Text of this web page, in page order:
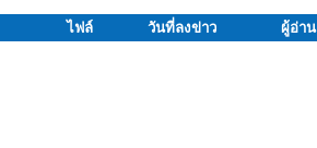
ไฟล์ วันที่ลงข่าว ผู้อ่าน